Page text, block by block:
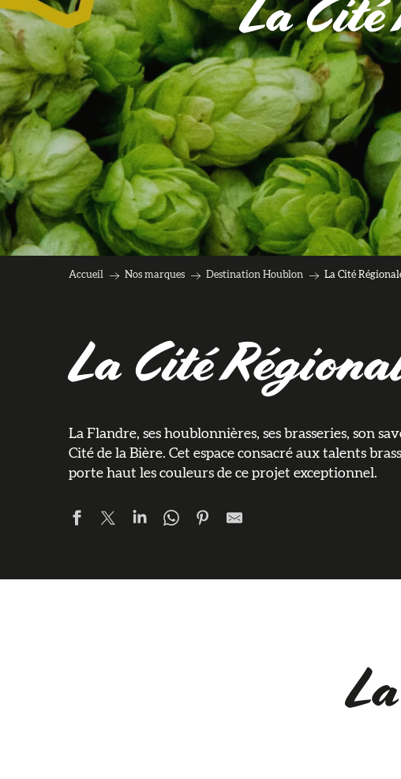
La Cité
Accueil Nos marques Destination Houblon La Cité
La Cité
La Flandre, ses houblonnières, ses brasseries, son
Cité de la Bière. Cet espace consacré aux talents
porte haut les couleurs de ce projet exceptionnel.